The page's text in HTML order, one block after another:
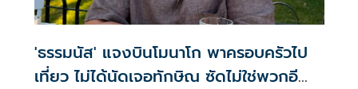
'ธรรมนัส' แจงบินโมนาโก พาครอบครัวไป
เที่ยว ไม่ได้นัดเจอทักษิณ ซัดไม่ใช่พวกอี